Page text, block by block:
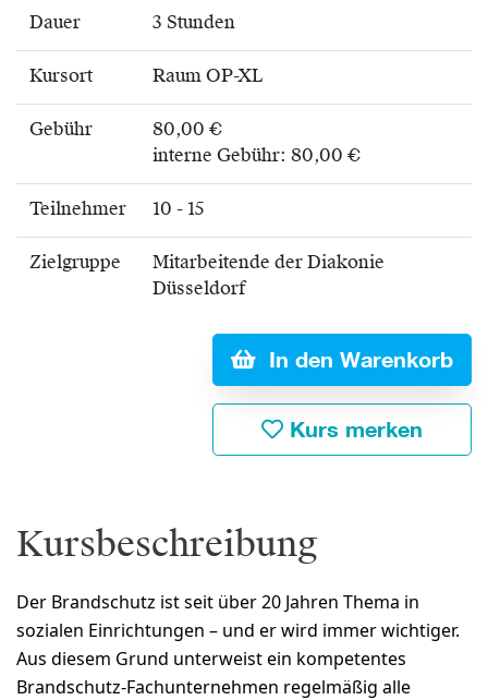
Dauer 3 Stunden
Kursort Raum OP-XL
Gebühr
80,00 €
interne Gebühr: 80,00 €
Teilnehmer 10 - 15
Zielgruppe
Mitarbeitende der Diakonie
Düsseldorf
In den Warenkorb
Kurs merken
Kursbeschreibung
Der Brandschutz ist seit über 20 Jahren Thema in
sozialen Einrichtungen – und er wird immer wichtiger.
Aus diesem Grund unterweist ein kompetentes
Brandschutz-Fachunternehmen regelmäßig alle